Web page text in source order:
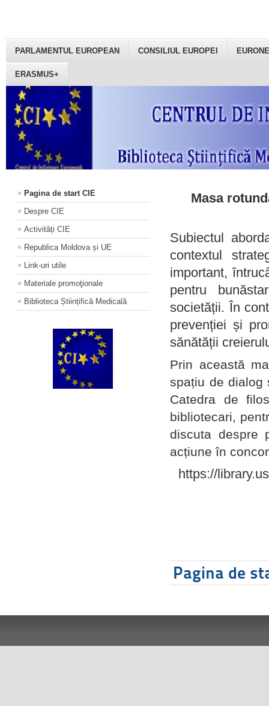
PARLAMENTUL EUROPEAN CONSILIUL EUROPEI
ERASMUS+
Pagina de start CIE
Despre CIE
Activități CIE
Republica Moldova și UE
Link-uri utile
Materiale promoţionale
Biblioteca Științifică Medicală
Masa
Subiectul
contextul
important,
pentru
societății. În
prevenției și
sănătății
Prin această
spațiu de dialog
Catedra de
bibliotecari,
discuta despre
acțiune în
https://
Pagina de